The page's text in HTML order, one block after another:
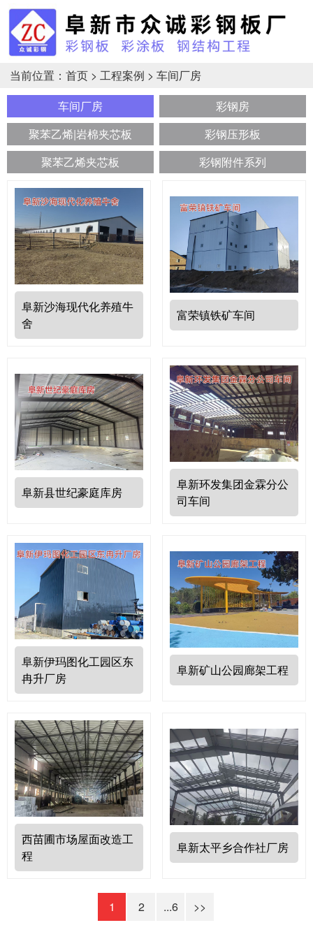
当前位置： 首页 > 工程案例 > 车间厂房
车间厂房
彩钢房
聚苯乙烯|岩棉夹芯板
彩钢压形板
聚苯乙烯夹芯板
彩钢附件系列
阜新沙海现代化养殖牛
舍
富荣镇铁矿车间
阜新县世纪豪庭库房
阜新环发集团金霖分公
司车间
阜新伊玛图化工园区东
冉升厂房
阜新矿山公园廊架工程
西苗圃市场屋面改造工
程
阜新太平乡合作社厂房
1 2 ...6 >>